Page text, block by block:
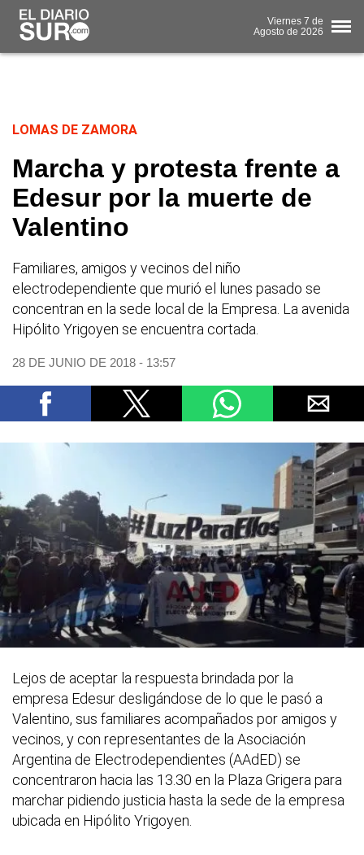
Viernes 7 de
Agosto de 2026
LOMAS DE ZAMORA
Marcha y protesta frente a
Edesur por la muerte de
Valentino
Familiares, amigos y vecinos del niño
electrodependiente que murió el lunes pasado se
concentran en la sede local de la Empresa. La avenida
Hipólito Yrigoyen se encuentra cortada.
28 DE JUNIO DE 2018 - 13:57
Lejos de aceptar la respuesta brindada por la
empresa Edesur desligándose de lo que le pasó a
Valentino, sus familiares acompañados por amigos y
vecinos, y con representantes de la Asociación
Argentina de Electrodependientes (AAdED) se
concentraron hacia las 13.30 en la Plaza Grigera para
marchar pidiendo justicia hasta la sede de la empresa
ubicada en Hipólito Yrigoyen.